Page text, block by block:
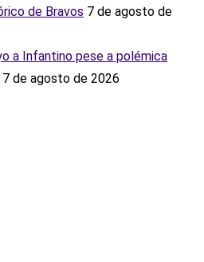
de Bravos 7 de agosto de
a Infantino pese a polémica
7 de agosto de 2026